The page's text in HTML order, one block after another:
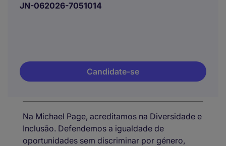
JN-062026-7051014
Candidate-se
Na Michael Page, acreditamos na Diversidade e
Inclusão. Defendemos a igualdade de
oportunidades sem discriminar por género,